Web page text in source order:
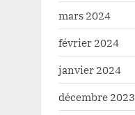
mars 2024
février 2024
janvier 2024
décembre 2023